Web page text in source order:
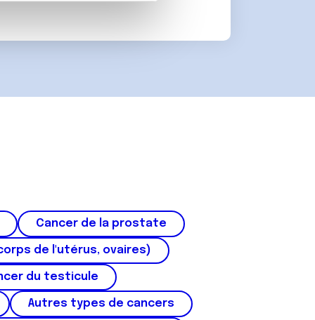
informations que
Cancer de la prostate
de l'utérus, ovaires)
du testicule
Autres types de cancers